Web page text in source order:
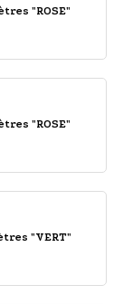
"ROSE"
"ROSE"
"VERT"